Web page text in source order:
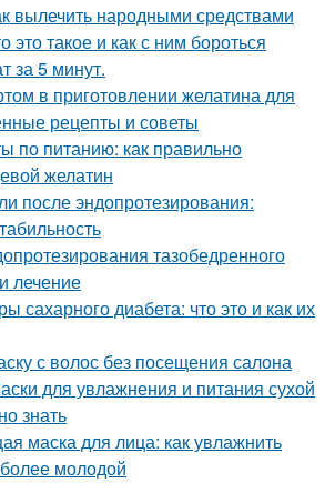
вылечить народными средствами
это такое и как с ним бороться
за 5 минут.
в приготовлении желатина для
рецепты и советы
по питанию: как правильно
желатин
после эндопротезирования:
тазобедренного
лечение
сахарного диабета: что это и как их
с волос без посещения салона
для увлажнения и питания сухой
знать
маска для лица: как увлажнить
молодой